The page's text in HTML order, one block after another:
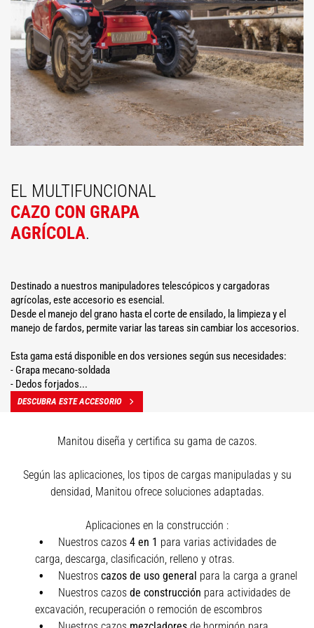
EL MULTIFUNCIONAL
CAZO CON GRAPA
AGRÍCOLA.
Destinado a nuestros manipuladores telescópicos y cargadoras
agrícolas, este accesorio es esencial.
Desde el manejo del grano hasta el corte de ensilado, la limpieza y el
manejo de fardos, permite variar las tareas sin cambiar los accesorios.
Esta gama está disponible en dos versiones según sus necesidades:
- Grapa mecano-soldada
- Dedos forjados...
DESCUBRA ESTE ACCESORIO
Manitou diseña y certifica su gama de cazos.
Según las aplicaciones, los tipos de cargas manipuladas y su
densidad, Manitou ofrece soluciones adaptadas.
Aplicaciones en la construcción :
Nuestros cazos 4 en 1 para varias actividades de
carga, descarga, clasificación, relleno y otras.
Nuestros cazos de uso general para la carga a granel
Nuestros cazos de construcción para actividades de
excavación, recuperación o remoción de escombros